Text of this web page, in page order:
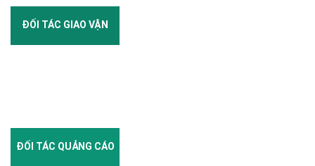
ĐỐI TÁC GIAO VẬN
ĐỐI TÁC QUẢNG CÁO